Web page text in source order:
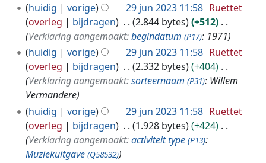
huidig vorige 29 jun 2023 11:58 Ruettet
overleg
bijdragen 2.844 bytes
+512
Verklaring aangemaakt:begindatum (P17): 1971
huidig
vorige 29 jun 2023 11:58 Ruettet
overleg
bijdragen 2.332 bytes
+404
Verklaring aangemaakt:sorteernaam (P31): Willem
Vermandere
huidig
vorige 29 jun 2023 11:58 Ruettet
overleg
bijdragen 1.928 bytes
+424
Verklaring aangemaakt:activiteit type (P13):
Muziekuitgave (Q58532)